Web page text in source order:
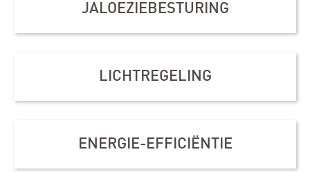
JALOEZIEBESTURING
LICHTREGELING
ENERGIE-EFFICIËNTIE